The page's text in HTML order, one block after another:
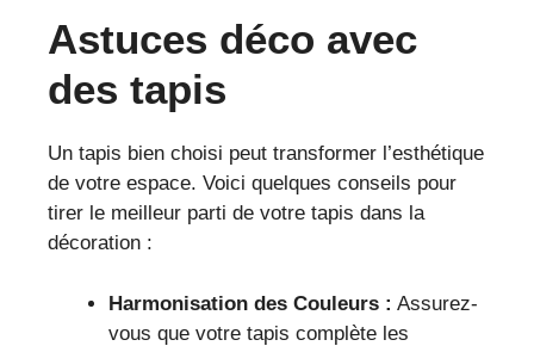
Astuces déco avec
des tapis
Un tapis bien choisi peut transformer l’esthétique
de votre espace. Voici quelques conseils pour
tirer le meilleur parti de votre tapis dans la
décoration :
Harmonisation des Couleurs : Assurez-
vous que votre tapis complète les